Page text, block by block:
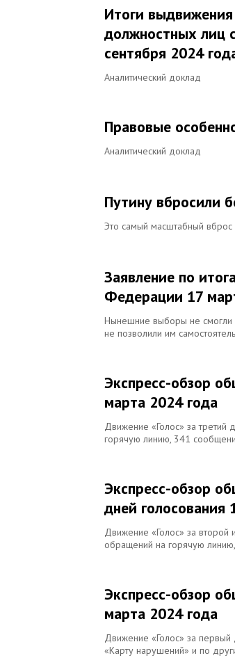
Итоги
должностных лиц
сентября 2024
Аналитический доклад
Правовые
Аналитический доклад
Путину вбросили
Это самый масштабный
Заявление по
Федерации 17
Нынешние выборы не смогли
не позволили им
Экспресс-обзор
марта 2024 года
Движение «Голос» за третий
горячую линию, 341
Экспресс-обзор
дней
Движение «Голос» за второй
обращений на горячую
Экспресс-обзор
марта 2024 года
Движение «Голос» за
«Карту нарушений» и по